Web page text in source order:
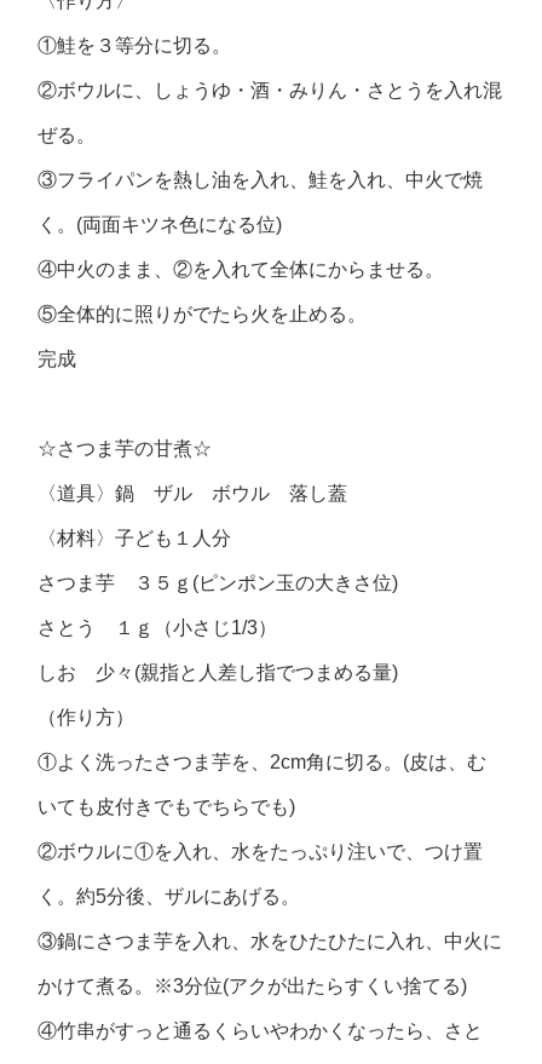
①鮭を３等分に切る。
②ボウルに、しょうゆ・酒・みりん・さとうを入れ混
ぜる。
③フライパンを熱し油を入れ、鮭を入れ、中火で焼
く。(両面キツネ色になる位)
④中火のまま、②を入れて全体にからませる。
⑤全体的に照りがでたら火を止める。
完成
☆さつま芋の甘煮☆
〈道具〉鍋 ザル ボウル 落し蓋
〈材料〉子ども１人分
さつま芋 ３５ｇ(ピンポン玉の大きさ位)
さとう １ｇ（小さじ1/3）
しお 少々(親指と人差し指でつまめる量)
（作り方）
①よく洗ったさつま芋を、2cm角に切る。(皮は、む
いても皮付きでもでちらでも)
②ボウルに①を入れ、水をたっぷり注いで、つけ置
く。約5分後、ザルにあげる。
③鍋にさつま芋を入れ、水をひたひたに入れ、中火に
かけて煮る。※3分位(アクが出たらすくい捨てる)
④竹串がすっと通るくらいやわかくなったら、さと